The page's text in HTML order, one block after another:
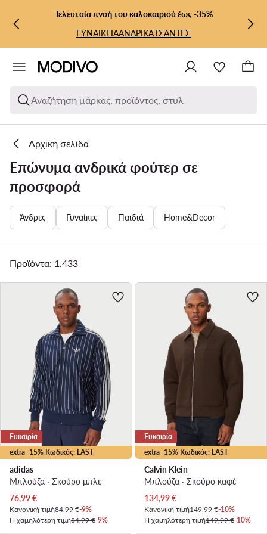
ΜΕΤΆΒΑΣΗ ΣΤΟ ΚΎΡΙΟ ΠΕΡΙΕΧΌΜΕΝΟ
ΜΕΤΆΒΑΣΗ ΣΤΗΝ ΑΝΑΖΉΤΗΣΗ
Τελευταία πνοή του καλοκαιριού έως -35%
ΓΥΝΑΙΚΕΙΑΑΝΔΡΙΚΑΤΣΑΝΤΕΣ
Αναζήτηση μάρκας, προϊόντος, στυλ
Αρχική σελίδα
Επώνυμα ανδρικά φούτερ σε
προσφορά
Άνδρες Γυναίκες Παιδιά Home&Decor
Προϊόντα: 1.433
extra -15% Κωδικός: LAST
Ευκαιρία
adidas
Μπλούζα · Σκούρο μπλε
Τρέχουσα τιμή
76,99€
Κανονική τιμή84,99 €-9%
Η χαμηλότερη τιμή84,99 €-9%
extra -15% Κωδικός: LAST
Ευκαιρία
Calvin Klein
Μπλούζα · Σκούρο καφέ
Τρέχουσα τιμή
134,99€
Κανονική τιμή149,99 €-10%
Η χαμηλότερη τιμή149,99 €-10%